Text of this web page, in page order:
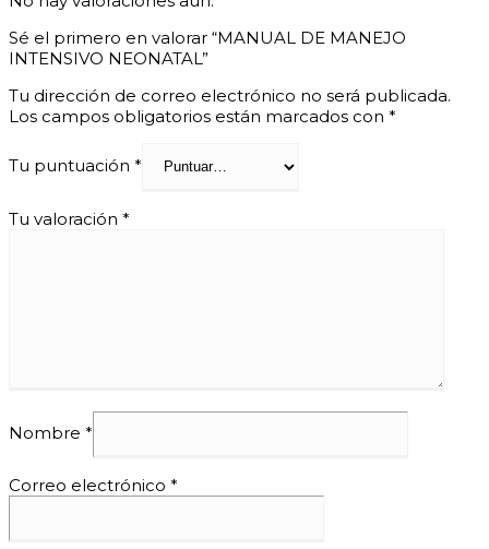
Sé el primero en valorar “MANUAL DE MANEJO
INTENSIVO NEONATAL”
Tu dirección de correo electrónico no será publicada.
Los campos obligatorios están marcados con *
Tu puntuación *
Tu valoración *
Nombre *
Correo electrónico *